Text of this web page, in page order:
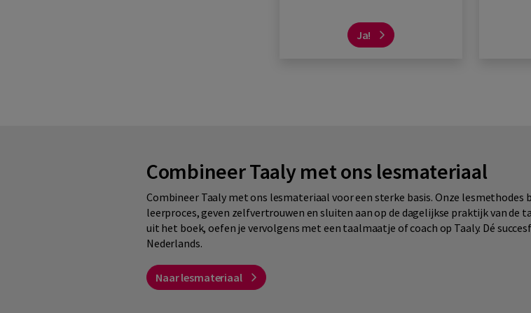
Ja!
Combineer Taaly met ons lesmateriaal
Combineer Taaly met ons lesmateriaal voor een sterke basis. Onze lesmethodes
leerproces, geven zelfvertrouwen en sluiten aan op de dagelijkse praktijk van de
uit het boek, oefen je vervolgens met een taalmaatje of coach op Taaly. Dé
Nederlands.
Naar lesmateriaal